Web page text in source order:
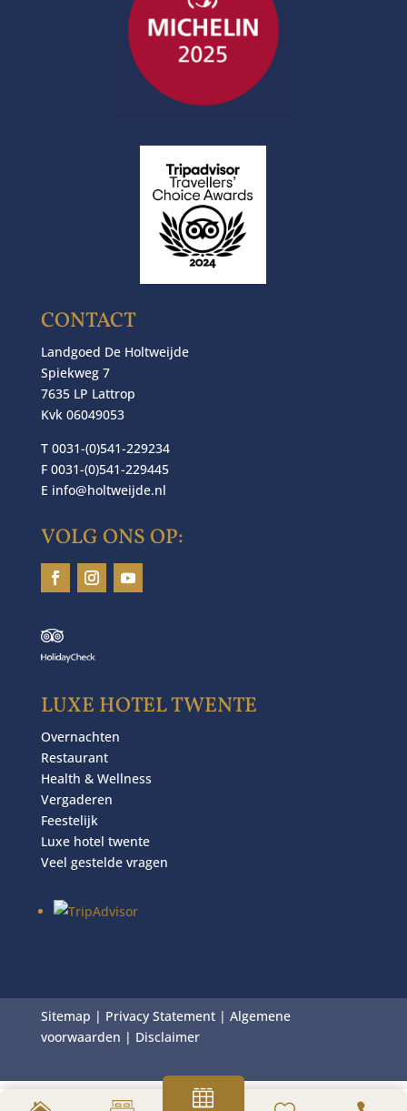
CONTACT
Landgoed De Holtweijde
Spiekweg 7
7635 LP Lattrop
Kvk 06049053
T 0031-(0)541-229234
F 0031-(0)541-229445
E info@holtweijde.nl
VOLG ONS OP:
LUXE HOTEL TWENTE
Overnachten
Restaurant
Health & Wellness
Vergaderen
Feestelijk
Luxe hotel twente
Veel gestelde vragen
Sitemap | Privacy Statement| Algemene
voorwaarden | Disclaimer
